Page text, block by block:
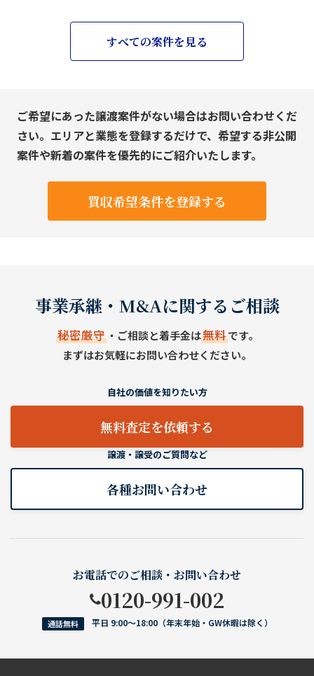
すべての案件を見る
ご希望にあった譲渡案件がない場合はお問い合わせくだ
さい。エリアと業態を登録するだけで、希望する非公開
案件や新着の案件を優先的にご紹介いたします。
買収希望条件を登録する
事業承継・M&Aに関するご相談
秘密厳守・ご相談と着手金は無料です。
まずはお気軽にお問い合わせください。
自社の価値を知りたい方
無料査定を依頼する
譲渡・譲受のご質問など
各種お問い合わせ
お電話でのご相談・お問い合わせ
0120-991-002
通話無料 平日 9:00〜18:00（年末年始・GW休暇は除く）